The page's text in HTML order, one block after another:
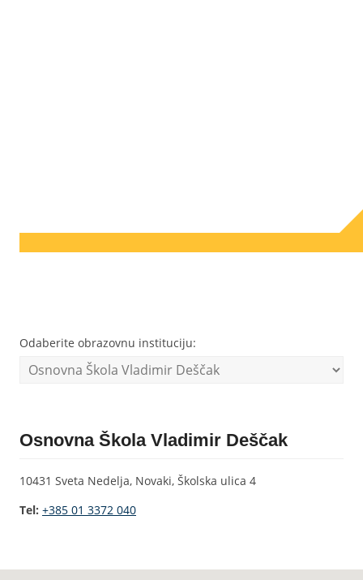
Odaberite obrazovnu instituciju:
Osnovna Škola Vladimir Deščak
10431 Sveta Nedelja, Novaki, Školska ulica 4
Tel: +385 01 3372 040